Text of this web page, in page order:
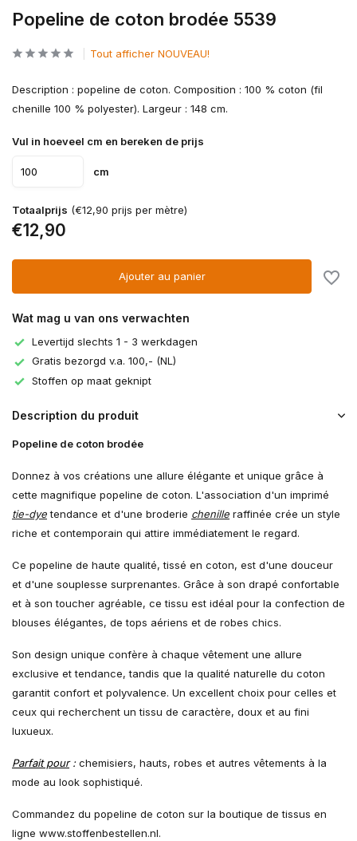
Popeline de coton brodée 5539
Tout afficher NOUVEAU!
Description : popeline de coton. Composition : 100 % coton (fil
chenille 100 % polyester). Largeur : 148 cm.
Vul in hoeveel cm en bereken de prijs
cm
Totaalprijs (€12,90 prijs per mètre)
€12,90
Ajouter au panier
Wat mag u van ons verwachten
Levertijd slechts 1 - 3 werkdagen
Gratis bezorgd v.a. 100,- (NL)
Stoffen op maat geknipt
Description du produit
Popeline de coton brodée
Donnez à vos créations une allure élégante et unique grâce à
cette magnifique popeline de coton. L'association d'un imprimé
tie-dyetendance et d'une broderie chenille raffinée crée un style
riche et contemporain qui attire immédiatement le regard.
Ce popeline de haute qualité, tissé en coton, est d'une douceur
et d'une souplesse surprenantes. Grâce à son drapé confortable
et à son toucher agréable, ce tissu est idéal pour la confection de
blouses élégantes, de tops aériens et de robes chics.
Son design unique confère à chaque vêtement une allure
exclusive et tendance, tandis que la qualité naturelle du coton
garantit confort et polyvalence. Un excellent choix pour celles et
ceux qui recherchent un tissu de caractère, doux et au fini
luxueux.
Parfait pour:chemisiers, hauts, robes et autres vêtements à la
mode au look sophistiqué.
Commandez du popeline de coton sur la boutique de tissus en
ligne www.stoffenbestellen.nl.